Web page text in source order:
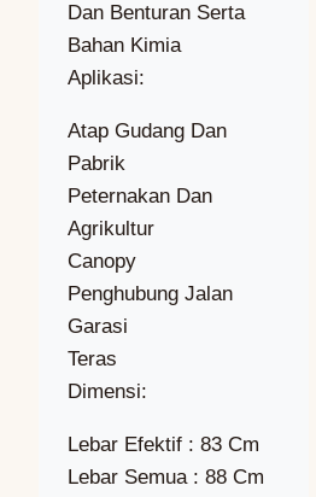
Dan Benturan Serta
Bahan Kimia
Aplikasi:
Atap Gudang Dan
Pabrik
Peternakan Dan
Agrikultur
Canopy
Penghubung Jalan
Garasi
Teras
Dimensi:
Lebar Efektif : 83 Cm
Lebar Semua : 88 Cm